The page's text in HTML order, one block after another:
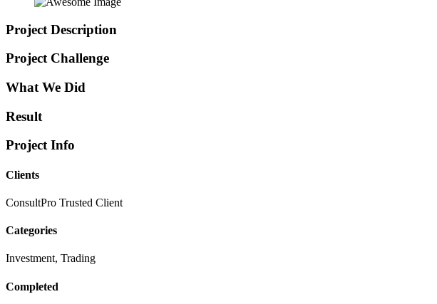
Project Description
Project Challenge
What We Did
Result
Project Info
Clients
ConsultPro Trusted Client
Categories
Investment, Trading
Completed